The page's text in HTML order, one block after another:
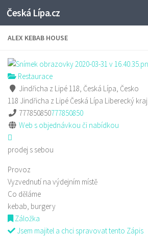
Skip to content
Česká Lípa.cz
ALEX KEBAB HOUSE
Restaurace
Jindřicha z Lipé 118, Česká Lípa, Česko
118 Jindřicha z Lipé Česká Lípa Liberecký kraj
777850850777850850
Web s objednávkou či nabídkou
prodej s sebou
Provoz
Vyzvednutí na výdejním místě
Co děláme
kebab, burgery
Záložka
Jsem majitel a chci spravovat tento Zápis